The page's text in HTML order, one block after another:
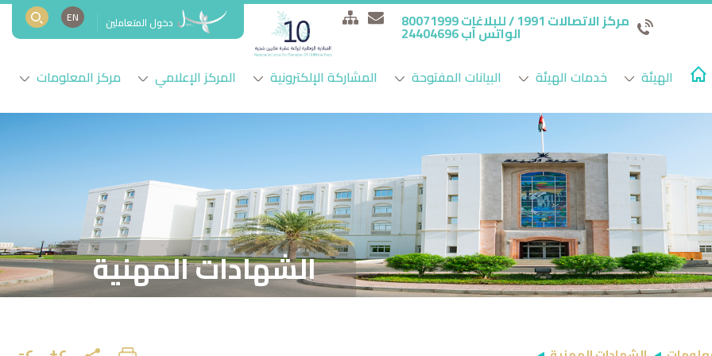
مركز الاتصالات 1991 / للبلاغات 80071999
الواتس آب 24404696 دخول المتعاملين EN
الهيئة خدمات الهيئة البيانات المفتوحة المشاركة الإلكترونية المركز الإعلامي مركز المعلومات
الشهادات المهنية